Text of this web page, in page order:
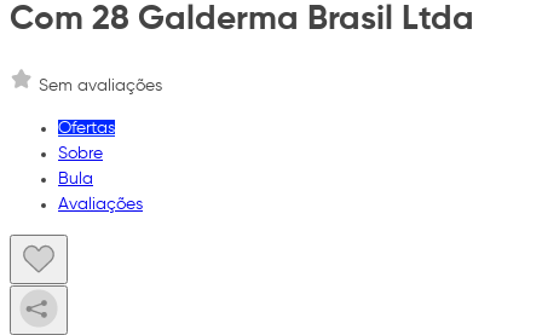
Com 28 Galderma Brasil Ltda
Sem avaliações
Ofertas
Sobre
Bula
Avaliações